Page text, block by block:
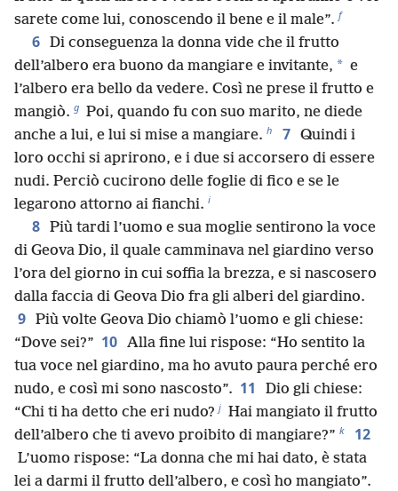
sarete come lui, conoscendo il bene e il male”. f
6 Di conseguenza la donna vide che il frutto
dell’albero era buono da mangiare e invitante, * e
l’albero era bello da vedere. Così ne prese il frutto e
mangiò. g Poi, quando fu con suo marito, ne diede
anche a lui, e lui si mise a mangiare. h 7 Quindi i
loro occhi si aprirono, e i due si accorsero di essere
nudi. Perciò cucirono delle foglie di fico e se le
legarono attorno ai fianchi. i
8 Più tardi l’uomo e sua moglie sentirono la voce
di Geova Dio, il quale camminava nel giardino verso
l’ora del giorno in cui soffia la brezza, e si nascosero
dalla faccia di Geova Dio fra gli alberi del giardino.
9 Più volte Geova Dio chiamò l’uomo e gli chiese:
“Dove sei?” 10 Alla fine lui rispose: “Ho sentito la
tua voce nel giardino, ma ho avuto paura perché ero
nudo, e così mi sono nascosto”. 11
Dio gli chiese:
“Chi ti ha detto che eri nudo? j Hai mangiato il frutto
dell’albero che ti avevo proibito di mangiare?” k 12
L’uomo rispose: “La donna che mi hai dato, è stata
lei a darmi il frutto dell’albero, e così ho mangiato”.